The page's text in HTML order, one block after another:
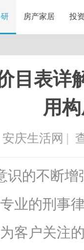
房产家居 投
目表详
用
安庆生活网 |
识的不断
业的刑事
客户关注